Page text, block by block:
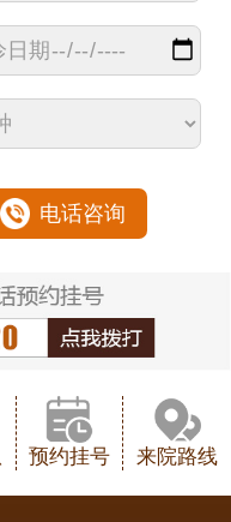
电话咨询
预约挂号 来院路线